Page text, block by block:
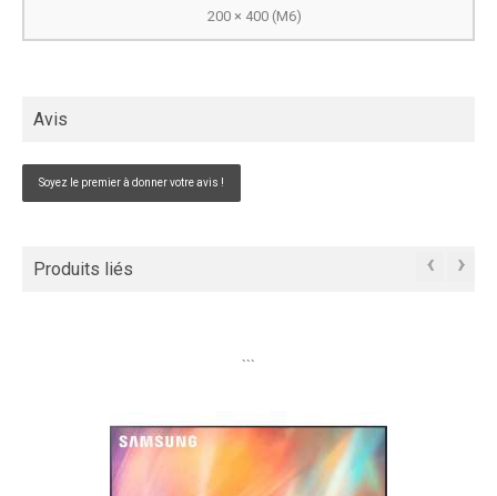
200 × 400 (M6)
Avis
Soyez le premier à donner votre avis !
Produits liés ‹ ›
```